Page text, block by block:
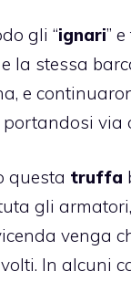
gli “ignari”
la stessa
e
via
questa truffa
gli
venga
In alcuni